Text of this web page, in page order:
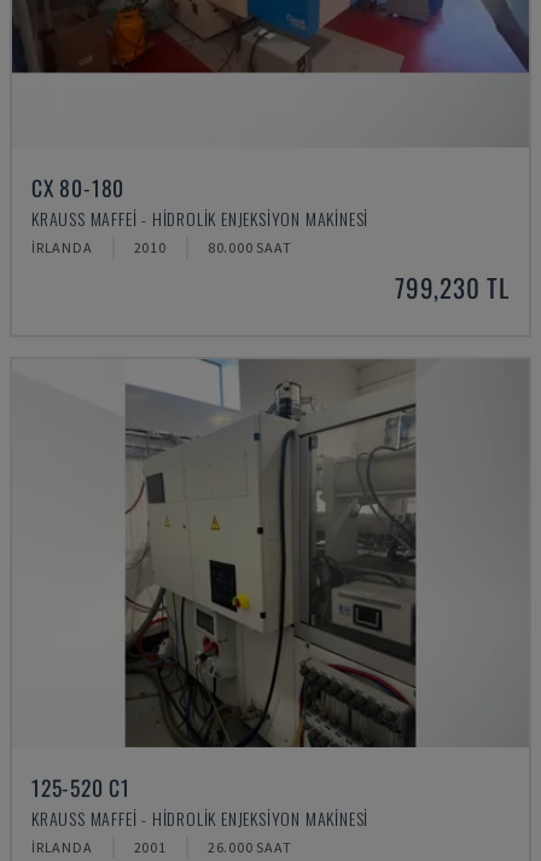
CX 80-180
KRAUSS MAFFEI - HIDROLIK ENJEKSIYON MAKINESI
İRLANDA 2010 80.000 SAAT
799,230 TL
125-520 C1
KRAUSS MAFFEI - HIDROLIK ENJEKSIYON MAKINESI
İRLANDA 2001 26.000 SAAT